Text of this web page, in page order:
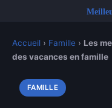
Accueil › Famille › Les
des vacances en famille
FAMILLE